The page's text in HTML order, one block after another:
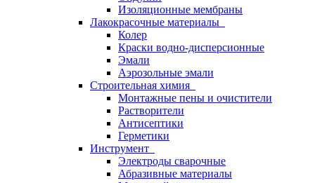
Изоляционные мембраны
Лакокрасочные материалы
Колер
Краски водно-дисперсионные
Эмали
Аэрозольные эмали
Строительная химия
Монтажные пены и очистители
Растворители
Антисептики
Герметики
Инструмент
Электроды сварочные
Абразивные материалы